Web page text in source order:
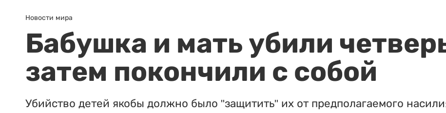
Новости мира
Бабушка и мать убили
затем покончили с собой
Убийство детей якобы должно было "защитить" их от предполагаемого